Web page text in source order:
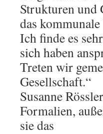
Strukturen und
das
Ich finde es
sich haben
Treten wir
Gesellschaft.“
Susanne
Formalien,
sie das